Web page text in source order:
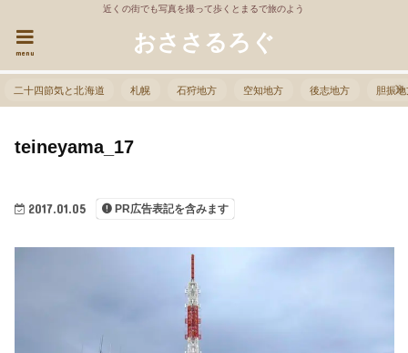
近くの街でも写真を撮って歩くとまるで旅のよう
おささるろぐ
menu
二十四節気と北海道 札幌 石狩地方 空知地方 後志地方 胆振
2017.01.05 PR広告表記を含みます
teineyama_17